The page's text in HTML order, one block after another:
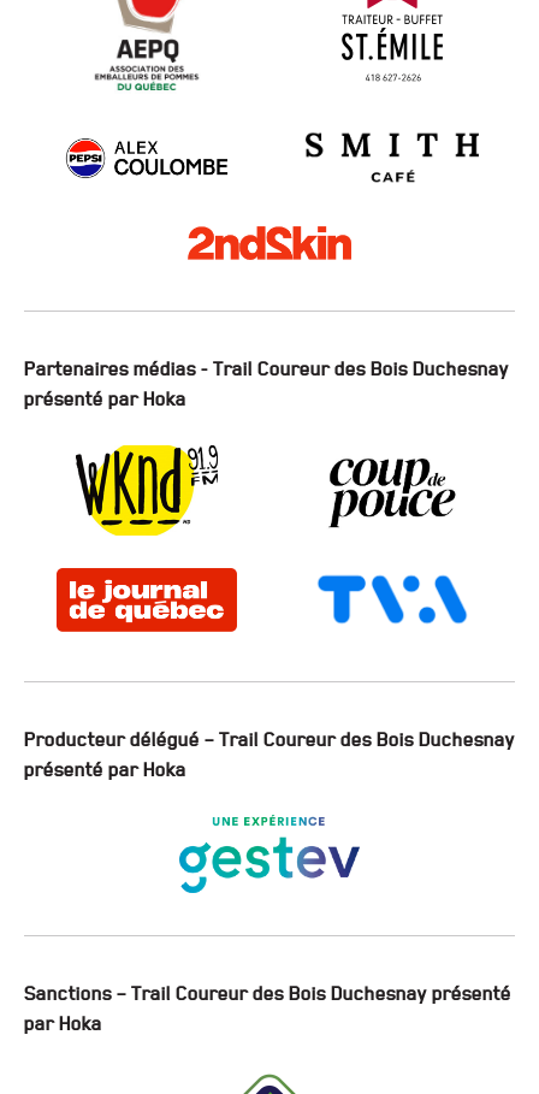
Partenaires médias - Trail Coureur des Bois Duchesnay
présenté par Hoka
Producteur délégué – Trail Coureur des Bois Duchesnay
présenté par Hoka
Sanctions – Trail Coureur des Bois Duchesnay présenté
par Hoka